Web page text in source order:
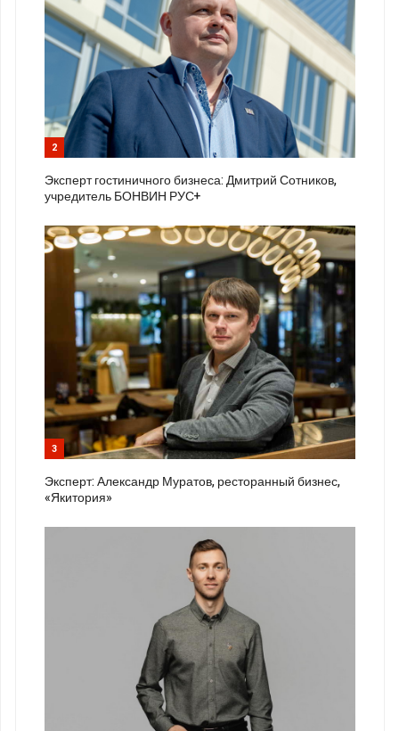
2
Эксперт гостиничного бизнеса: Дмитрий Сотников,
учредитель БОНВИН РУС+
3
Эксперт: Александр Муратов, ресторанный бизнес,
«Якитория»